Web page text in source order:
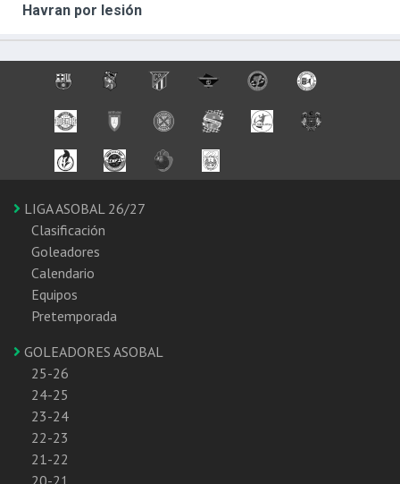
Havran por lesión
LIGA ASOBAL 26/27
Clasificación
Goleadores
Calendario
Equipos
Pretemporada
GOLEADORES ASOBAL
25-26
24-25
23-24
22-23
21-22